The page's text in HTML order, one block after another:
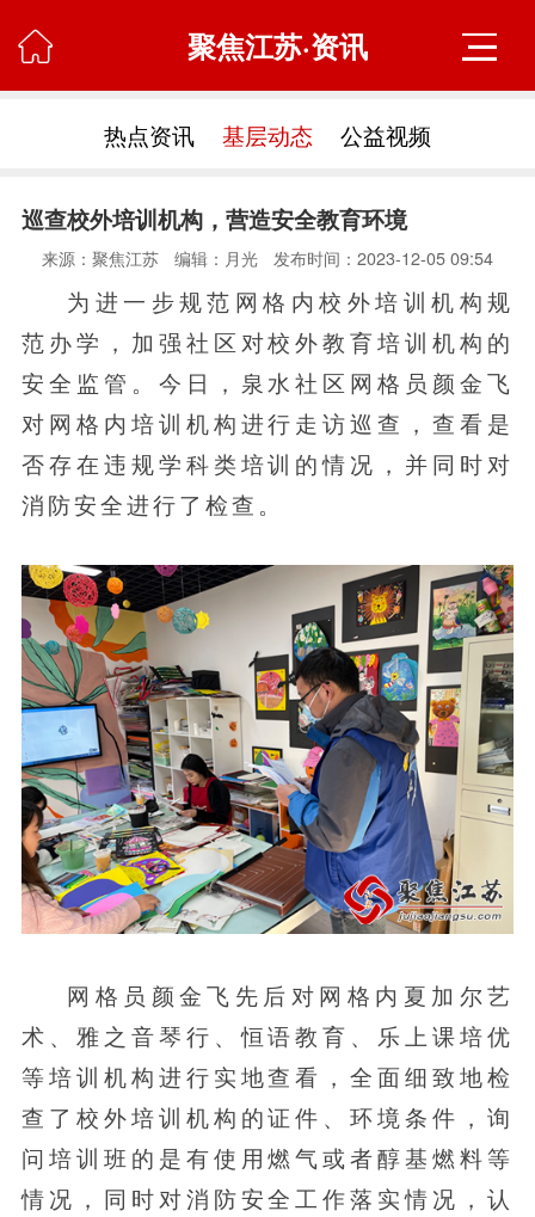
 聚焦江苏·资讯
热点资讯 基层动态 公益视频
巡查校外培训机构，营造安全教育环境
来源：聚焦江苏 编辑：月光 发布时间：2023-12-05 09:54
为进一步规范网格内校外培训机构规
范办学，加强社区对校外教育培训机构的
安全监管。今日，泉水社区网格员颜金飞
对网格内培训机构进行走访巡查，查看是
否存在违规学科类培训的情况，并同时对
消防安全进行了检查。
网格员颜金飞先后对网格内夏加尔艺
术、雅之音琴行、恒语教育、乐上课培优
等培训机构进行实地查看，全面细致地检
查了校外培训机构的证件、环境条件，询
问培训班的是有使用燃气或者醇基燃料等
情况，同时对消防安全工作落实情况，认